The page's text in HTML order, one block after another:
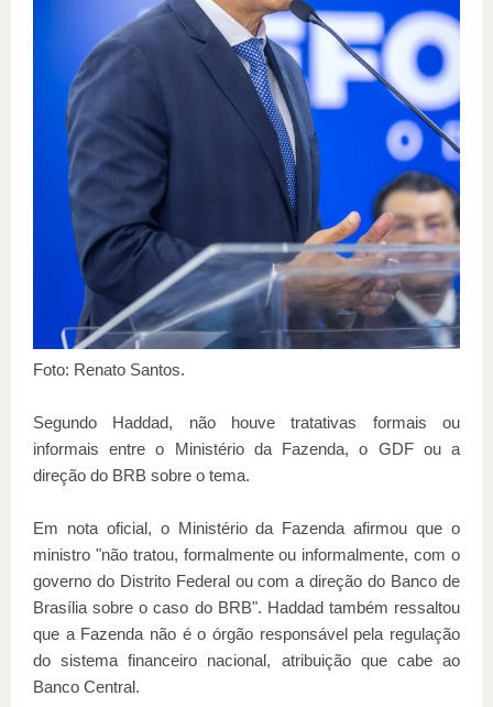
Foto: Renato Santos.
Segundo Haddad, não houve tratativas formais ou
informais entre o Ministério da Fazenda, o GDF ou a
direção do BRB sobre o tema.
Em nota oficial, o Ministério da Fazenda afirmou que o
ministro "não tratou, formalmente ou informalmente, com o
governo do Distrito Federal ou com a direção do Banco de
Brasília sobre o caso do BRB". Haddad também ressaltou
que a Fazenda não é o órgão responsável pela regulação
do sistema financeiro nacional, atribuição que cabe ao
Banco Central.